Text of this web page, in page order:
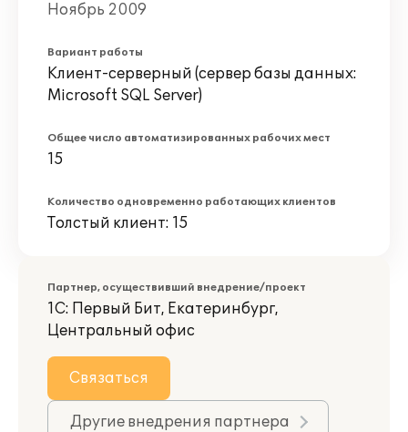
Ноябрь 2009
Вариант работы
Клиент-серверный (сервер базы данных:
Microsoft SQL Server)
Общее число автоматизированных рабочих мест
15
Количество одновременно работающих клиентов
Толстый клиент: 15
Партнер, осуществивший внедрение/проект
1С: Первый Бит, Екатеринбург,
Центральный офис
Связаться
Другие внедрения партнера